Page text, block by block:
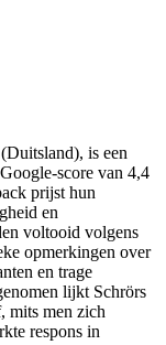
is een
van 4,4
prijst hun
en
voltooid volgens
opmerkingen over
en trage
lijkt Schrörs
mits men zich
respons in